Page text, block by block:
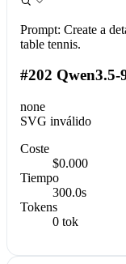
Prompt: Create a
table tennis.
#202 Qwen3.5-
none
SVG inválido
Coste
$0.000
Tiempo
300.0s
Tokens
0 tok